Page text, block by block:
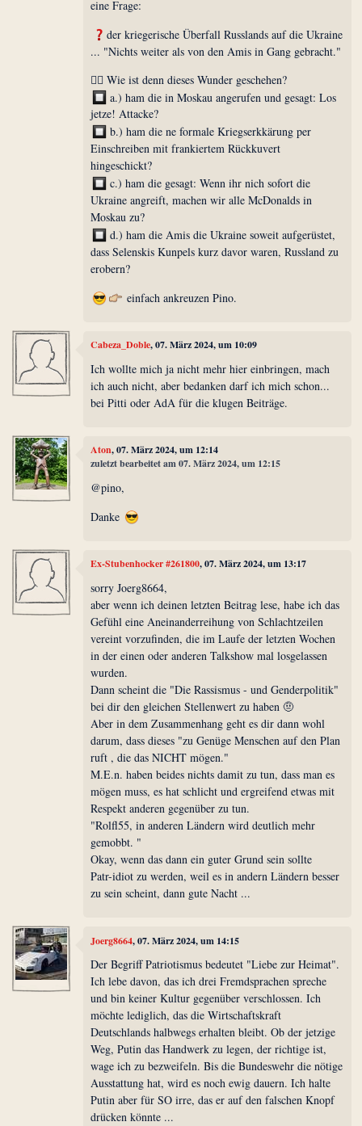
eine Frage:
der kriegerische Überfall Russlands auf die Ukraine
... "Nichts weiter als von den Amis in Gang gebracht."
🤷‍♂️ Wie ist denn dieses Wunder geschehen?
a.) ham die in Moskau angerufen und gesagt: Los
jetze! Attacke?
b.) ham die ne formale Kriegserkkärung per
Einschreiben mit frankiertem Rückkuvert
hingeschickt?
c.) ham die gesagt: Wenn ihr nich sofort die
Ukraine angreift, machen wir alle McDonalds in
Moskau zu?
d.) ham die Amis die Ukraine soweit aufgerüstet,
dass Selenskis Kunpels kurz davor waren, Russland zu
erobern?
einfach ankreuzen Pino.
Cabeza_Doble, 07. März 2024, um 10:09
Ich wollte mich ja nicht mehr hier einbringen, mach
ich auch nicht, aber bedanken darf ich mich schon...
bei Pitti oder AdA für die klugen Beiträge.
Aton, 07. März 2024, um 12:14
zuletzt bearbeitet am 07. März 2024, um 12:15
@pino,
Danke
Ex-Stubenhocker #261800, 07. März 2024, um 13:17
sorry Joerg8664,
aber wenn ich deinen letzten Beitrag lese, habe ich das
Gefühl eine Aneinanderreihung von Schlachtzeilen
vereint vorzufinden, die im Laufe der letzten Wochen
in der einen oder anderen Talkshow mal losgelassen
wurden.
Dann scheint die "Die Rassismus - und Genderpolitik"
bei dir den gleichen Stellenwert zu haben 🤨
Aber in dem Zusammenhang geht es dir dann wohl
darum, dass dieses "zu Genüge Menschen auf den Plan
ruft , die das NICHT mögen."
M.E.n. haben beides nichts damit zu tun, dass man es
mögen muss, es hat schlicht und ergreifend etwas mit
Respekt anderen gegenüber zu tun.
"Rolfl55, in anderen Ländern wird deutlich mehr
gemobbt. "
Okay, wenn das dann ein guter Grund sein sollte
Patr-idiot zu werden, weil es in andern Ländern besser
zu sein scheint, dann gute Nacht ...
Joerg8664, 07. März 2024, um 14:15
Der Begriff Patriotismus bedeutet "Liebe zur Heimat".
Ich lebe davon, das ich drei Fremdsprachen spreche
und bin keiner Kultur gegenüber verschlossen. Ich
möchte lediglich, das die Wirtschaftskraft
Deutschlands halbwegs erhalten bleibt. Ob der jetzige
Weg, Putin das Handwerk zu legen, der richtige ist,
wage ich zu bezweifeln. Bis die Bundeswehr die nötige
Ausstattung hat, wird es noch ewig dauern. Ich halte
Putin aber für SO irre, das er auf den falschen Knopf
drücken könnte ...